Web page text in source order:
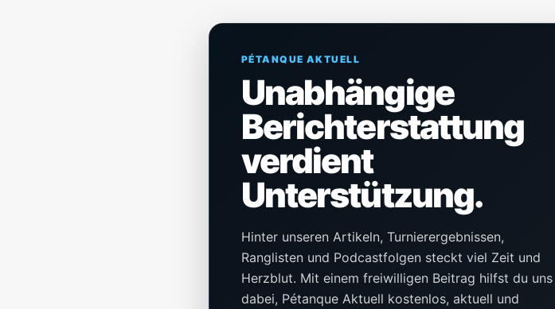
PÉTANQUE AKTUELL
Unabhängige
Berichterstattung
verdient
Unterstützung.
Hinter unseren Artikeln, Turnierergebnissen,
Ranglisten und Podcastfolgen steckt viel Zeit und
Herzblut. Mit einem freiwilligen Beitrag hilfst du uns
dabei, Pétanque Aktuell kostenlos, aktuell und